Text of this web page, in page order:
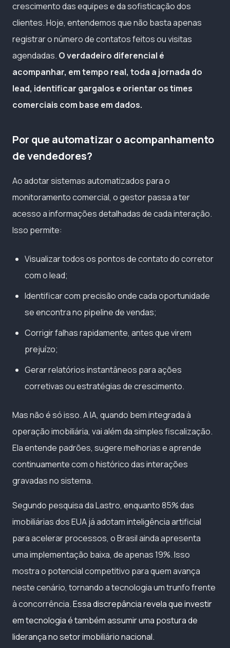
crescimento das equipes e da sofisticação dos
clientes. Hoje, entendemos que não basta apenas
registrar o número de contatos feitos ou visitas
agendadas. O verdadeiro diferencial é
acompanhar, em tempo real, toda a jornada do
lead, identificar gargalos e orientar os times
comerciais com base em dados.
Por que automatizar o acompanhamento
de vendedores?
Ao adotar sistemas automatizados para o
monitoramento comercial, o gestor passa a ter
acesso a informações detalhadas de cada interação.
Isso permite:
Visualizar todos os pontos de contato do corretor
com o lead;
Identificar com precisão onde cada oportunidade
se encontra no pipeline de vendas;
Corrigir falhas rapidamente, antes que virem
prejuízo;
Gerar relatórios instantâneos para ações
corretivas ou estratégias de crescimento.
Mas não é só isso. A IA, quando bem integrada à
operação imobiliária, vai além da simples fiscalização.
Ela entende padrões, sugere melhorias e aprende
continuamente com o histórico das interações
gravadas no sistema.
Segundo pesquisa da Lastro, enquanto 85% das
imobiliárias dos EUA já adotam inteligência artificial
para acelerar processos, o Brasil ainda apresenta
uma implementação baixa, de apenas 19%. Isso
mostra o potencial competitivo para quem avança
neste cenário, tornando a tecnologia um trunfo frente
à concorrência.Essa discrepância revela que investir
em tecnologia é também assumir uma postura de
liderança no setor imobiliário nacional.